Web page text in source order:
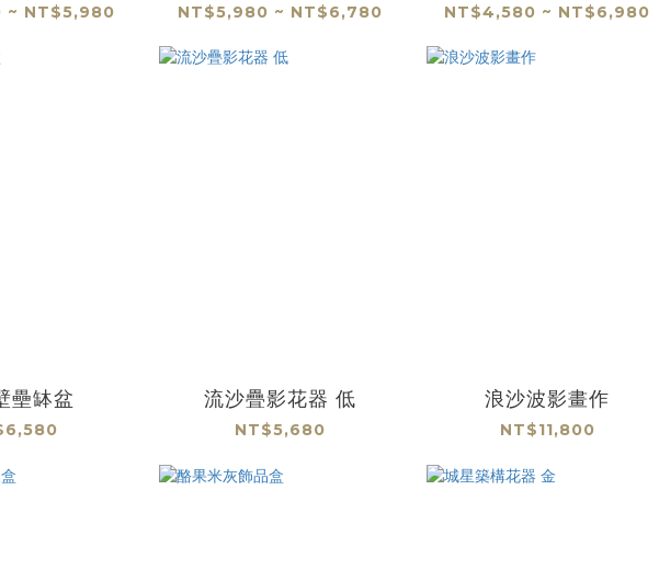
~ NT$5,980 NT$5,980 ~ NT$6,780 NT$4,580 ~ NT$6,980
壘缽盆 流沙疊影花器 低
NT$5,680
浪沙波影畫作
NT$11,800